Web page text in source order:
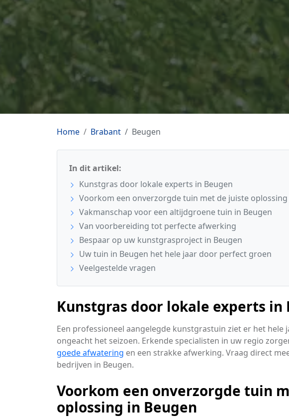
Home Brabant Beugen
In dit artikel:
Kunstgras door lokale experts in Beugen
Voorkom een onverzorgde tuin met de juiste oplossing
Vakmanschap voor een altijdgroene tuin in Beugen
Van voorbereiding tot perfecte afwerking
Bespaar op uw kunstgrasproject in Beugen
Uw tuin in Beugen het hele jaar door perfect groen
Veelgestelde vragen
Kunstgras door lokale experts in
Een professioneel aangelegde kunstgrastuin ziet er het
ongeacht het seizoen. Erkende specialisten in uw regio
goede afwatering en een strakke afwerking. Vraag direct
bedrijven in Beugen.
Voorkom een onverzorgde tuin
oplossing in Beugen